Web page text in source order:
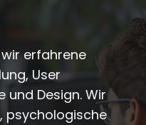
erfahrene
User
und Design. Wir
psychologische